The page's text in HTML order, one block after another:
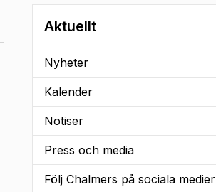
Aktuellt
Nyheter
Kalender
Notiser
Press och media
Följ Chalmers på sociala medier